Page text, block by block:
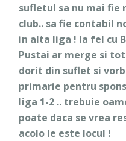
sufletul sa nu mai fie
club.. sa fie contabil
in alta liga ! la fel cu
Pustai ar merge si
dorit din suflet si
primarie pentru
liga 1-2 .. trebuie
poate daca se vrea
acolo le este locul !